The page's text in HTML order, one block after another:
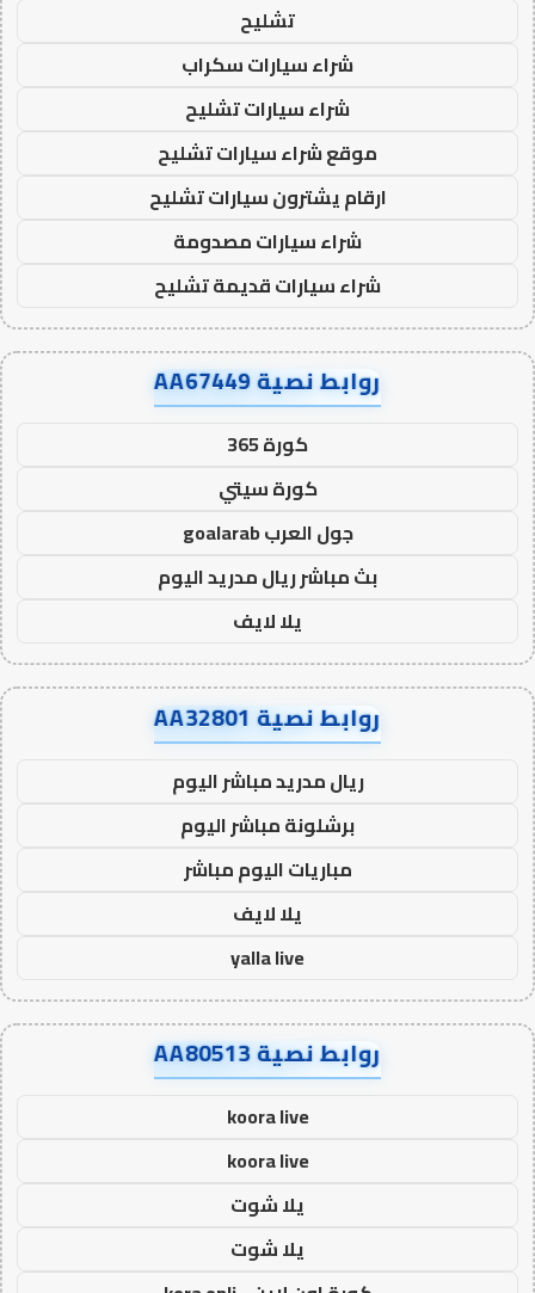
تشليح
شراء سيارات سكراب
شراء سيارات تشليح
موقع شراء سيارات تشليح
ارقام يشترون سيارات تشليح
شراء سيارات مصدومة
شراء سيارات قديمة تشليح
روابط نصية AA67449
كورة 365
كورة سيتي
جول العرب goalarab
بث مباشر ريال مدريد اليوم
يلا لايف
روابط نصية AA32801
ريال مدريد مباشر اليوم
برشلونة مباشر اليوم
مباريات اليوم مباشر
يلا لايف
yalla live
روابط نصية AA80513
koora live
koora live
يلا شوت
يلا شوت